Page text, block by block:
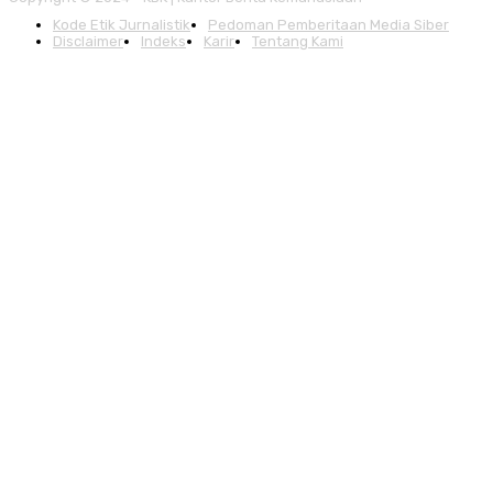
Kode Etik Jurnalistik
Pedoman Pemberitaan Media Siber
Disclaimer
Indeks Karir Tentang Kami